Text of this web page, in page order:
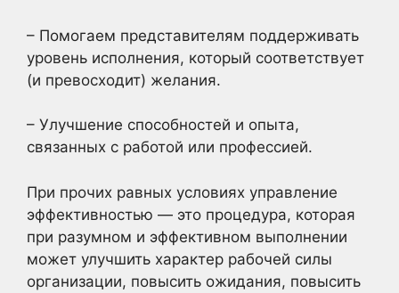
– Помогаем представителям поддерживать
уровень исполнения, который соответствует
(и превосходит) желания.
– Улучшение способностей и опыта,
связанных с работой или профессией.
При прочих равных условиях управление
эффективностью — это процедура, которая
при разумном и эффективном выполнении
может улучшить характер рабочей силы
организации, повысить ожидания, повысить